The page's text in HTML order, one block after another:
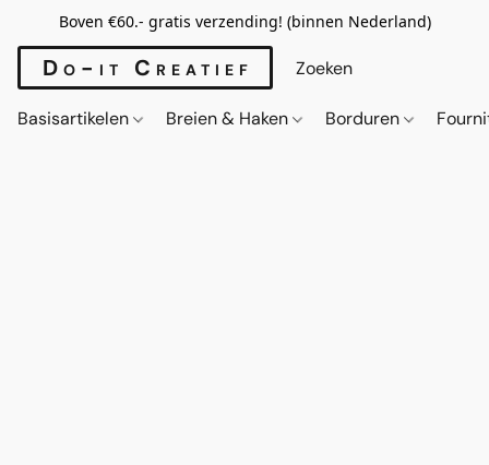
Boven €60.- gratis verzending! (binnen Nederland)
Do-it Creatief
Basisartikelen Breien & Haken Borduren